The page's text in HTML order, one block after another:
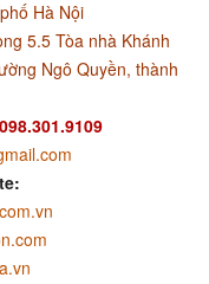
Hà Nội
5.5 Tòa nhà Khánh
Ngô Quyền, thành
098.301.9109